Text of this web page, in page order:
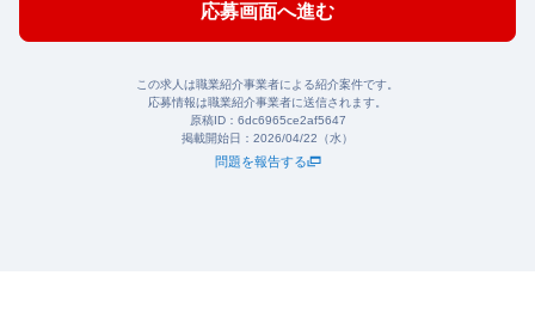
応募画面へ進む
この求人は職業紹介事業者による紹介案件です。
応募情報は職業紹介事業者に送信されます。
原稿ID： 6dc6965ce2af5647
掲載開始日： 2026/04/22（水）
問題を報告する